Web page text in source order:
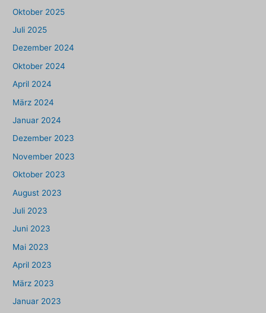
Oktober 2025
Juli 2025
Dezember 2024
Oktober 2024
April 2024
März 2024
Januar 2024
Dezember 2023
November 2023
Oktober 2023
August 2023
Juli 2023
Juni 2023
Mai 2023
April 2023
März 2023
Januar 2023